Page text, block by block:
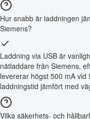
Hur snabb är laddningen
Siemens?
Laddning via USB är
nätladdare från Siemens,
levererar högst 500 mA
laddningstid jämfört med
Vilka säkerhets- och